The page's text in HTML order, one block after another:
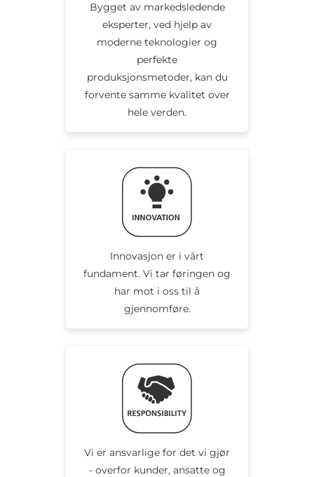
Bygget av markedsledende
eksperter, ved hjelp av
moderne teknologier og
perfekte
produksjonsmetoder, kan du
forvente samme kvalitet over
hele verden.
Innovasjon er i vårt
fundament. Vi tar føringen og
har mot i oss til å
gjennomføre.
Vi er ansvarlige for det vi gjør
- overfor kunder, ansatte og